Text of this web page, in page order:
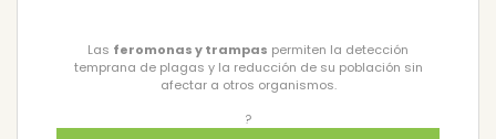
Las feromonas y trampas permiten la detección
temprana de plagas y la reducción de su población sin
afectar a otros organismos.
?